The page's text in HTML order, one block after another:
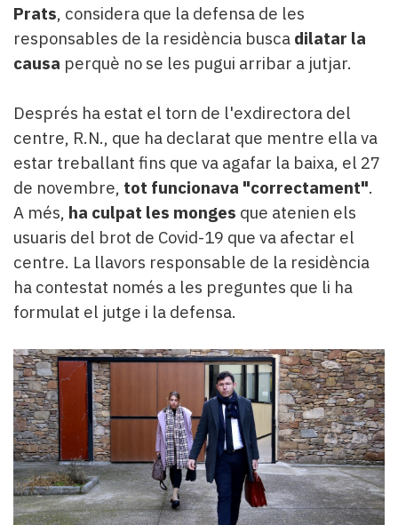
Prats, considera que la defensa de les
responsables de la residència busca dilatar la
causa perquè no se les pugui arribar a jutjar.
Després ha estat el torn de l'exdirectora del
centre, R.N., que ha declarat que mentre ella va
estar treballant fins que va agafar la baixa, el 27
de novembre, tot funcionava "correctament".
A més, ha culpat les monges que atenien els
usuaris del brot de Covid-19 que va afectar el
centre. La llavors responsable de la residència
ha contestat només a les preguntes que li ha
formulat el jutge i la defensa.